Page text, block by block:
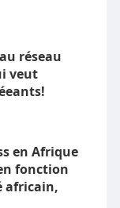
réseau
veut
en Afrique
fonction
africain,